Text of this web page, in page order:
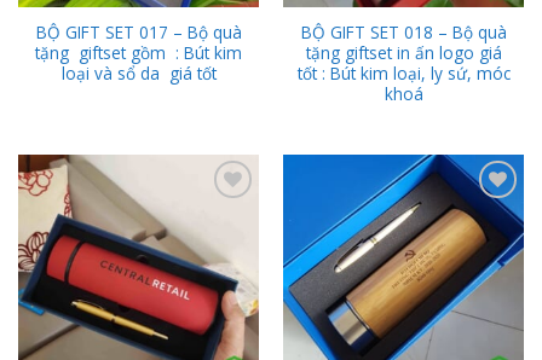
BỘ GIFT SET 017 – Bộ quà
tặng giftset gồm : Bút kim
loại và sổ da giá tốt
BỘ GIFT SET 018 – Bộ quà
tặng giftset in ấn logo giá
tốt : Bút kim loại, ly sứ, móc
khoá
Add to
Wishlist